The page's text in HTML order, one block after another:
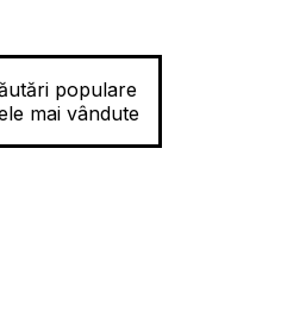
populare
mai vândute